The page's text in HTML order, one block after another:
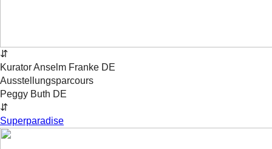
⇵
KuratorAnselm Franke DE
Ausstellungsparcours
Peggy Buth DE
⇵
Superparadise